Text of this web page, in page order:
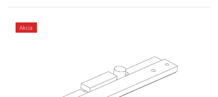
Akcia